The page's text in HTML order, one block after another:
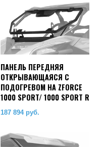
ПАНЕЛЬ ПЕРЕДНЯЯ
ОТКРЫВАЮЩАЯСЯ C
ПОДОГРЕВОМ НА ZFORCE
1000 SPORT/ 1000 SPORT R
187 894 руб.